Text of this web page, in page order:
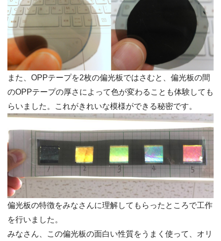
また、OPPテープを2枚の偏光板ではさむと、偏光板の間
のOPPテープの厚さによって色が変わることも体験しても
らいました。これがきれいな模様ができる秘密です。
偏光板の特徴をみなさんに理解してもらったところで工作
を行いました。
みなさん、この偏光板の面白い性質をうまく使って、オリ